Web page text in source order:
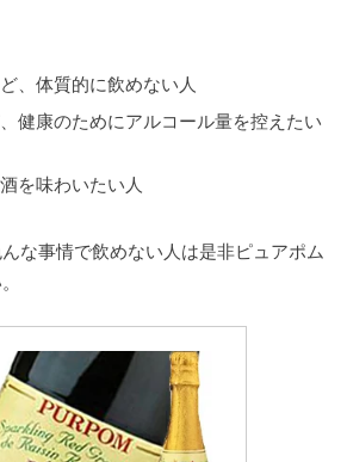
、体質的に飲めない人
健康のためにアルコール量を控えたい
を味わいたい人
な事情で飲めない人は是非ピュアポム